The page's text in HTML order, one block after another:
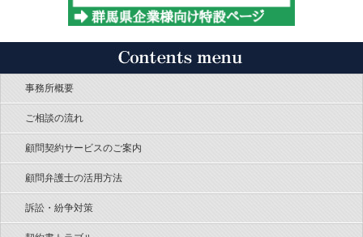
事務所概要
ご相談の流れ
顧問契約サービスのご案内
顧問弁護士の活用方法
訴訟・紛争対策